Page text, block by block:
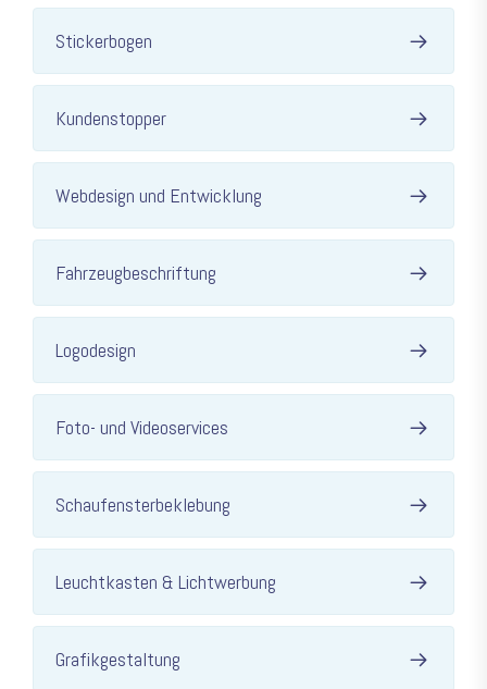
Stickerbogen
Kundenstopper
Webdesign und Entwicklung
Fahrzeugbeschriftung
Logodesign
Foto- und Videoservices
Schaufensterbeklebung
Leuchtkasten & Lichtwerbung
Grafikgestaltung